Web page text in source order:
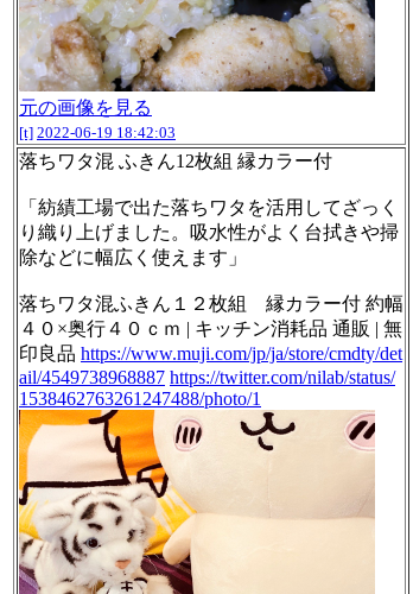
元の画像を見る
[t] 2022-06-19 18:42:03
落ちワタ混 ふきん12枚組 縁カラー付
「紡績工場で出た落ちワタを活用してざっく
り織り上げました。吸水性がよく台拭きや掃
除などに幅広く使えます」
落ちワタ混ふきん１２枚組 縁カラー付 約幅
４０×奥行４０ｃｍ | キッチン消耗品 通販 | 無
印良品 https://www.muji.com/jp/ja/store/cmdty/det
ail/4549738968887 https://twitter.com/nilab/status/
1538462763261247488/photo/1